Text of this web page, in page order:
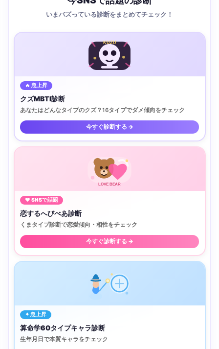
いまバズっている診断をまとめてチェック！
KUZU
🔥 急上昇
クズMBTI診断
あなたはどんなタイプのクズ？16タイプでダメ傾向をチェック
今すぐ診断する →
LOVE BEAR
♥ SNSで話題
恋するへびべあ診断
くまタイプ診断で恋愛傾向・相性をチェック
今すぐ診断する →
✦ 急上昇
算命学60タイプキャラ診断
生年月日で本質キャラをチェック